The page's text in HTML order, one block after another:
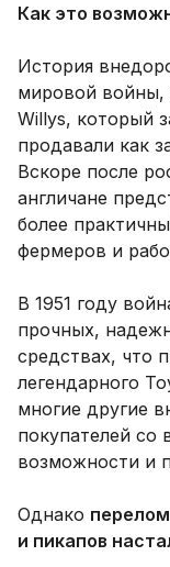
Как это
История
мировой войны,
Willys, который
продавали как
Вскоре после
англичане
более
фермеров и
В 1951 году
прочных,
средствах, что
легендарного
многие другие
покупателей со
возможности и
Однако
и пикапов